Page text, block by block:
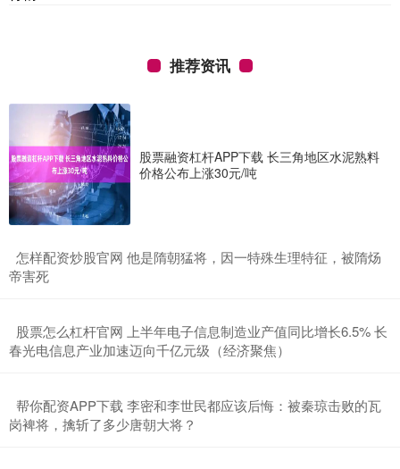
推荐资讯
股票融资杠杆APP下载 长三角地区水泥熟料
价格公布上涨30元/吨
​怎样配资炒股官网 他是隋朝猛将，因一特殊生理特征，被隋炀
帝害死
​股票怎么杠杆官网 上半年电子信息制造业产值同比增长6.5% 长
春光电信息产业加速迈向千亿元级（经济聚焦）
​帮你配资APP下载 李密和李世民都应该后悔：被秦琼击败的瓦
岗裨将，擒斩了多少唐朝大将？